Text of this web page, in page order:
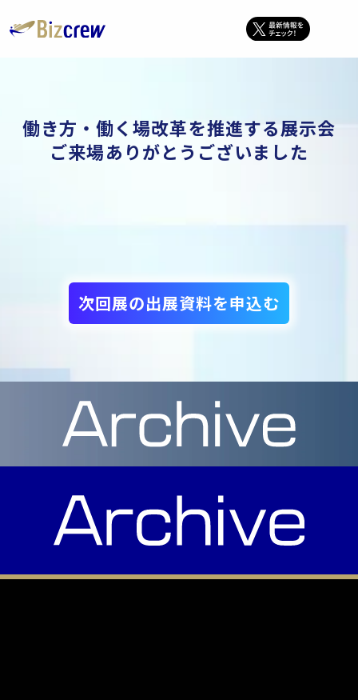
働き方・働く場改革を推進する展示会
ご来場ありがとうございました
次回展の出展資料を申込む